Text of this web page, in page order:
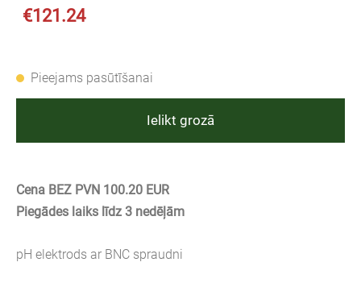
€121.24
Pieejams pasūtīšanai
Ielikt grozā
Cena BEZ PVN 100.20 EUR
Piegādes laiks līdz 3 nedēļām
pH elektrods ar BNC spraudni